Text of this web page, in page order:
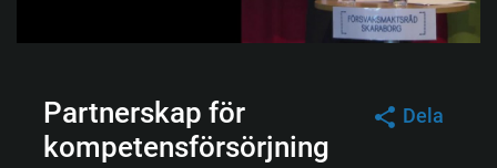
Dela
Partnerskap för
kompetensförsörjning